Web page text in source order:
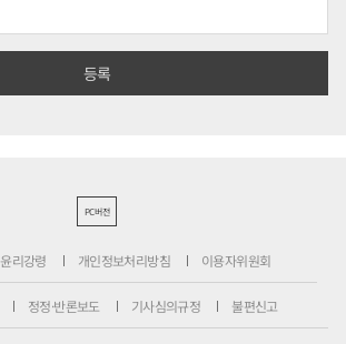
PC버전
윤리강령 개인정보처리방침 이용자위원회
정정·반론보도 기사심의규정 불편신고